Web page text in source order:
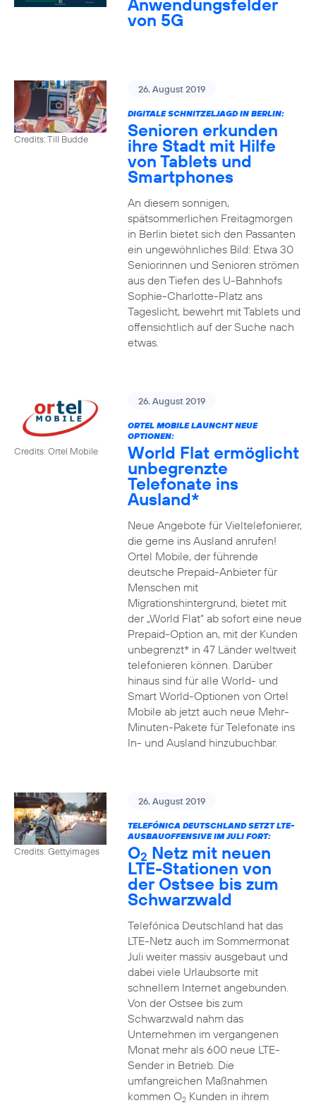
Anwendungsfelder
von 5G
Credits: Till Budde
26. August 2019
DIGITALE SCHNITZELJAGD IN BERLIN:
Senioren erkunden
ihre Stadt mit Hilfe
von Tablets und
Smartphones
An diesem sonnigen,
spätsommerlichen Freitagmorgen
in Berlin bietet sich den Passanten
ein ungewöhnliches Bild: Etwa 30
Seniorinnen und Senioren strömen
aus den Tiefen des U-Bahnhofs
Sophie-Charlotte-Platz ans
Tageslicht, bewehrt mit Tablets und
offensichtlich auf der Suche nach
etwas.
Credits: Ortel Mobile
26. August 2019
ORTEL MOBILE LAUNCHT NEUE
OPTIONEN:
World Flat ermöglicht
unbegrenzte
Telefonate ins
Ausland*
Neue Angebote für Vieltelefonierer,
die gerne ins Ausland anrufen!
Ortel Mobile, der führende
deutsche Prepaid-Anbieter für
Menschen mit
Migrationshintergrund, bietet mit
der „World Flat“ ab sofort eine neue
Prepaid-Option an, mit der Kunden
unbegrenzt* in 47 Länder weltweit
telefonieren können. Darüber
hinaus sind für alle World- und
Smart World-Optionen von Ortel
Mobile ab jetzt auch neue Mehr-
Minuten-Pakete für Telefonate ins
In- und Ausland hinzubuchbar.
Credits: Gettyimages
26. August 2019
TELEFÓNICA DEUTSCHLAND SETZT LTE-
AUSBAUOFFENSIVE IM JULI FORT:
O2 Netz mit neuen
LTE-Stationen von
der Ostsee bis zum
Schwarzwald
Telefónica Deutschland hat das
LTE-Netz auch im Sommermonat
Juli weiter massiv ausgebaut und
dabei viele Urlaubsorte mit
schnellem Internet angebunden.
Von der Ostsee bis zum
Schwarzwald nahm das
Unternehmen im vergangenen
Monat mehr als 600 neue LTE-
Sender in Betrieb. Die
umfangreichen Maßnahmen
kommen O2Kunden in ihrem